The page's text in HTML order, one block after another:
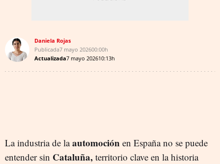
Daniela Rojas
Publicada7 mayo 202600:00h
Actualizada7 mayo 202610:13h
La industria de laautomoción en España no se puede
entender sin Cataluña, territorio clave en la historia